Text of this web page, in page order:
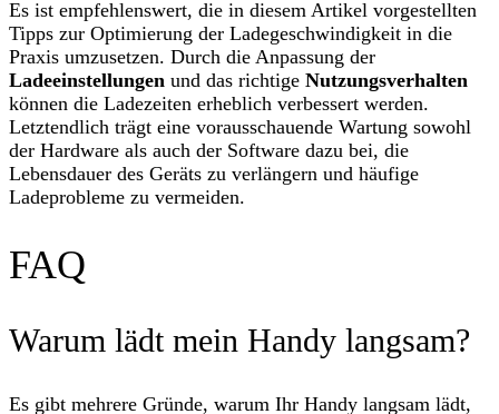
Es ist empfehlenswert, die in diesem Artikel vorgestellten
Tipps zur Optimierung der Ladegeschwindigkeit in die
Praxis umzusetzen. Durch die Anpassung der
Ladeeinstellungen und das richtige Nutzungsverhalten
können die Ladezeiten erheblich verbessert werden.
Letztendlich trägt eine vorausschauende Wartung sowohl
der Hardware als auch der Software dazu bei, die
Lebensdauer des Geräts zu verlängern und häufige
Ladeprobleme zu vermeiden.
FAQ
Warum lädt mein Handy langsam?
Es gibt mehrere Gründe, warum Ihr Handy langsam lädt,